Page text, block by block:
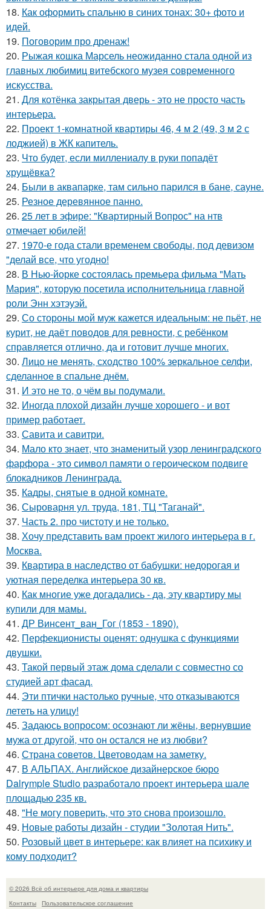
18. Как оформить спальню в синих тонах: 30+ фото и
идей.
19. Поговорим про дренаж!
20. Рыжая кошка Марсель неожиданно стала одной из
главных любимиц витебского музея современного
искусства.
21. Для котёнка закрытая дверь - это не просто часть
интерьера.
22. Проект 1-комнатной квартиры 46, 4 м 2 (49, 3 м 2 с
лоджией) в ЖК капитель.
23. Что будет, если миллениалу в руки попадёт
хрущёвка?
24. Были в аквапарке, там сильно парился в бане, сауне.
25. Резное деревянное панно.
26. 25 лет в эфире: "Квартирный Вопрос" на нтв
отмечает юбилей!
27. 1970-е года стали временем свободы, под девизом
"делай все, что угодно!
28. В Нью-йорке состоялась премьера фильма "Мать
Мария", которую посетила исполнительница главной
роли Энн хэтэуэй.
29. Со стороны мой муж кажется идеальным: не пьёт, не
курит, не даёт поводов для ревности, с ребёнком
справляется отлично, да и готовит лучше многих.
30. Лицо не менять, сходство 100% зеркальное селфи,
сделанное в спальне днём.
31. И это не то, о чём вы подумали.
32. Иногда плохой дизайн лучше хорошего - и вот
пример работает.
33. Савита и савитри.
34. Мало кто знает, что знаменитый узор ленинградского
фарфора - это символ памяти о героическом подвиге
блокадников Ленинграда.
35. Кадры, снятые в одной комнате.
36. Сыроварня ул. труда, 181, ТЦ "Таганай".
37. Часть 2. про чистоту и не только.
38. Хочу представить вам проект жилого интерьера в г.
Москва.
39. Квартира в наследство от бабушки: недорогая и
уютная переделка интерьера 30 кв.
40. Как многие уже догадались - да, эту квартиру мы
купили для мамы.
41. ДР Винсент_ван_Гог (1853 - 1890).
42. Перфекционисты оценят: однушка с функциями
двушки.
43. Такой первый этаж дома сделали с совместно со
студией арт фасад.
44. Эти птички настолько ручные, что отказываются
лететь на улицу!
45. Задаюсь вопросом: осознают ли жёны, вернувшие
мужа от другой, что он остался не из любви?
46. Страна советов. Цветоводам на заметку.
47. В АЛЬПАХ. Английское дизайнерское бюро
Dalrymple Studio разработало проект интерьера шале
площадью 235 кв.
48. "Не могу поверить, что это снова произошло.
49. Новые работы дизайн - студии "Золотая Нить".
50. Розовый цвет в интерьере: как влияет на психику и
кому подходит?
© 2026 Всё об интерьере для дома и квартиры
Контакты
Пользовательское соглашение